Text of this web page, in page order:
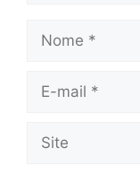
Nome
Site